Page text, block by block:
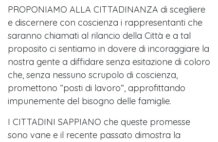
PROPONIAMO ALLA CITTADINANZA di scegliere
e discernere con coscienza i rappresentanti che
saranno chiamati al rilancio della Città e a tal
proposito ci sentiamo in dovere di incoraggiare la
nostra gente a diffidare senza esitazione di coloro
che, senza nessuno scrupolo di coscienza,
promettono “posti di lavoro”, approfittando
impunemente del bisogno delle famiglie.
I CITTADINI SAPPIANO che queste promesse
sono vane e il recente passato dimostra la